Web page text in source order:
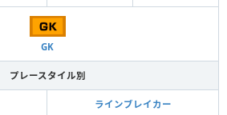
GK
プレースタイル別
ラインブレイカー